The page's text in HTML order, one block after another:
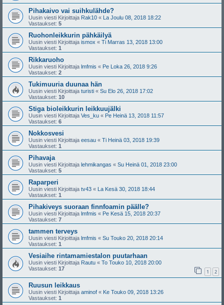
Pihakaivo vai suihkulähde?
Uusin viesti Kirjoittaja Rak10 « La Joulu 08, 2018 18:22
Vastaukset: 5
Ruohonleikkurin pähkäilyä
Uusin viesti Kirjoittaja ismox « Ti Marras 13, 2018 13:00
Vastaukset: 1
Rikkaruoho
Uusin viesti Kirjoittaja lmfmis « Pe Loka 26, 2018 9:26
Vastaukset: 2
Tukimuuria duunaa hän
Uusin viesti Kirjoittaja turisti « Su Elo 26, 2018 17:02
Vastaukset: 10
Stiga bioleikkurin leikkuujälki
Uusin viesti Kirjoittaja Ves_ku « Pe Heinä 13, 2018 11:57
Vastaukset: 6
Nokkosvesi
Uusin viesti Kirjoittaja eesau « Ti Heinä 03, 2018 19:39
Vastaukset: 1
Pihavaja
Uusin viesti Kirjoittaja lehmikangas « Su Heinä 01, 2018 23:00
Vastaukset: 5
Raparperi
Uusin viesti Kirjoittaja tv43 « La Kesä 30, 2018 18:44
Vastaukset: 1
Pihakiveys suoraan finnfoamin päälle?
Uusin viesti Kirjoittaja lmfmis « Pe Kesä 15, 2018 20:37
Vastaukset: 7
tammen terveys
Uusin viesti Kirjoittaja lmfmis « Su Touko 20, 2018 20:14
Vastaukset: 1
Vesiaihe rintamamiestalon puutarhaan
Uusin viesti Kirjoittaja Rautu « To Touko 10, 2018 20:00
Vastaukset: 17 1 2
Ruusun leikkaus
Uusin viesti Kirjoittaja aminof « Ke Touko 09, 2018 13:26
Vastaukset: 1